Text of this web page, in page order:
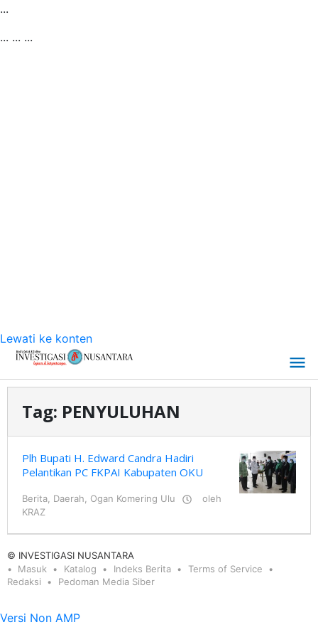
...
... ... ...
Lewati ke konten
Tag: PENYULUHAN
Plh Bupati H. Edward Candra Hadiri
Pelantikan PC FKPAI Kabupaten OKU
Berita Daerah Ogan Komering Ulu
oleh
KRAZ
© INVESTIGASI NUSANTARA
Masuk
Katalog Indeks Berita
Terms of Service
Redaksi
Pedoman Media Siber
Versi Non AMP